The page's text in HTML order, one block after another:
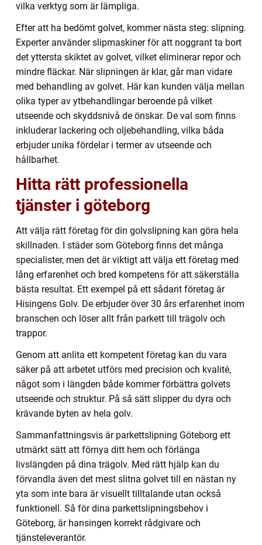
vilka verktyg som är lämpliga.
Efter att ha bedömt golvet, kommer nästa steg: slipning.
Experter använder slipmaskiner för att noggrant ta bort
det yttersta skiktet av golvet, vilket eliminerar repor och
mindre fläckar. När slipningen är klar, går man vidare
med behandling av golvet. Här kan kunden välja mellan
olika typer av ytbehandlingar beroende på vilket
utseende och skyddsnivå de önskar. De val som finns
inkluderar lackering och oljebehandling, vilka båda
erbjuder unika fördelar i termer av utseende och
hållbarhet.
Hitta rätt professionella
tjänster i göteborg
Att välja rätt företag för din golvslipning kan göra hela
skillnaden. I städer som Göteborg finns det många
specialister, men det är viktigt att välja ett företag med
lång erfarenhet och bred kompetens för att säkerställa
bästa resultat. Ett exempel på ett sådant företag är
Hisingens Golv. De erbjuder över 30 års erfarenhet inom
branschen och löser allt från parkett till trägolv och
trappor.
Genom att anlita ett kompetent företag kan du vara
säker på att arbetet utförs med precision och kvalité,
något som i längden både kommer förbättra golvets
utseende och struktur. På så sätt slipper du dyra och
krävande byten av hela golv.
Sammanfattningsvis är parkettslipning Göteborg ett
utmärkt sätt att förnya ditt hem och förlänga
livslängden på dina trägolv. Med rätt hjälp kan du
förvandla även det mest slitna golvet till en nästan ny
yta som inte bara är visuellt tilltalande utan också
funktionell. Så för dina parkettslipningsbehov i
Göteborg, är hansingen korrekt rådgivare och
tjänsteleverantör.